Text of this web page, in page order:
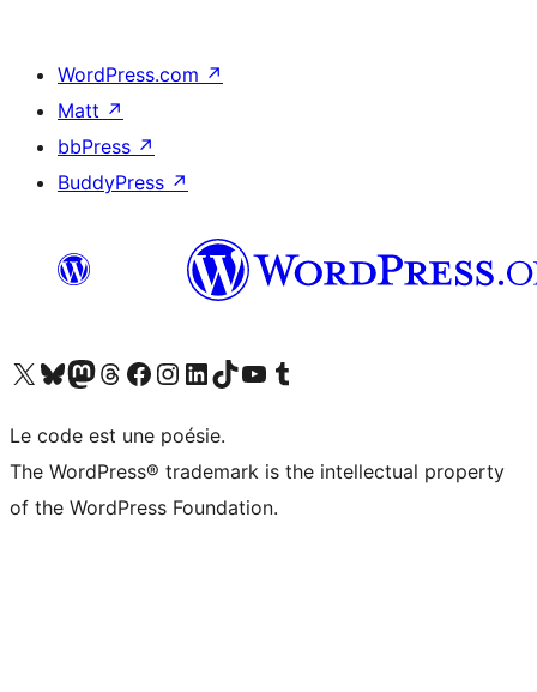
WordPress.com ↗
Matt ↗
bbPress ↗
BuddyPress ↗
Visitez notre compte X (précédemment Twitter)
Visiter notre compte Bluesky
Visiter notre compte Mastodon
Visiter notre compte Threads
Consulter notre compte Facebook
Consulter notre compte Instagram
Consulter notre compte LinkedIn
Visiter notre compte TokTok
Visiter notre chaîne YouTube
Visiter notre compte Tumblr
Le code est une poésie.
The WordPress® trademark is the intellectual property
of the WordPress Foundation.